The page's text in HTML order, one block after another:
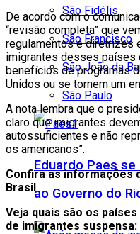
São Fidélis
São Francisco
São João da
São Paulo
Eduardo Paes
ao Governo do
De acordo com o
“revisão completa” que
regulamentos e diretrizes
imigrantes desses países
benefícios de programas
Unidos ou se tornem um
A nota lembra que o
claro que imigrantes
autossuficientes e não
os americanos”.
Confira as informações
Brasil
Veja quais são os
de imigrantes suspensa: